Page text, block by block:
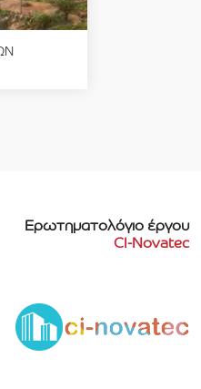
Ερωτηματολόγιο έργου
CI-Novatec